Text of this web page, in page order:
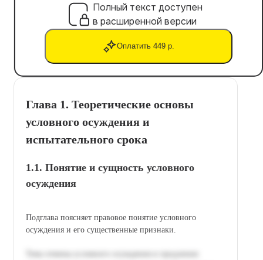
Полный текст доступен
в расширенной версии
Оплатить 449 р.
Глава 1. Теоретические основы
условного осуждения и
испытательного срока
1.1. Понятие и сущность условного
осуждения
Подглава поясняет правовое понятие условного
осуждения и его существенные признаки.